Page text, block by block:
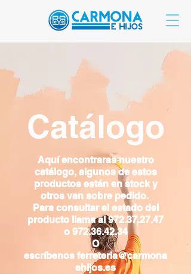
Catálogo
Aquíencontraras nuestro
catálogo, algunos de estos
productos estánen stock y
otros van sobre pedido.
Para consultar el estado del
producto llama al972.37.27.47
o 972.36.42.34
O
escríbenos ferreteria@carmona
ehijos.es